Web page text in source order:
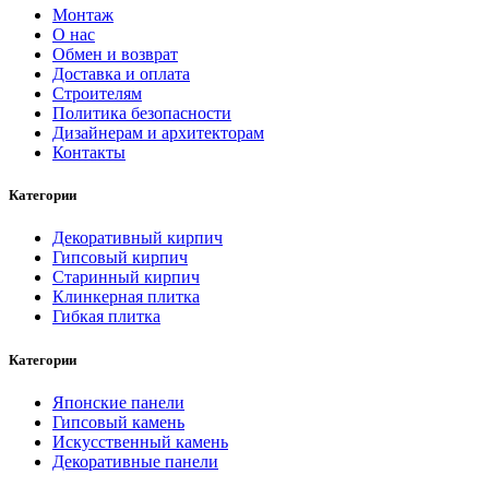
Монтаж
О нас
Обмен и возврат
Доставка и оплата
Строителям
Политика безопасности
Дизайнерам и архитекторам
Контакты
Категории
Декоративный кирпич
Гипсовый кирпич
Старинный кирпич
Клинкерная плитка
Гибкая плитка
Категории
Японские панели
Гипсовый камень
Искусственный камень
Декоративные панели